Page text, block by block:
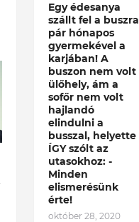
Egy édesanya
szállt fel a buszra
pár hónapos
gyermekével a
karjában! A
buszon nem volt
ülőhely, ám a
sofőr nem volt
hajlandó
elindulni a
busszal, helyette
ÍGY szólt az
utasokhoz: -
Minden
elismerésünk
érte!
október 28, 2020